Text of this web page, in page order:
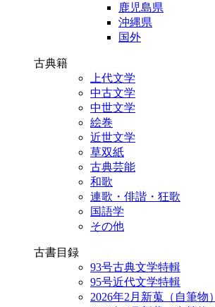
鹿児島県
沖縄県
国外
古典籍
上代文学
中古文学
中世文学
絵巻
近世文学
草双紙
古典芸能
和歌
連歌・俳諧・狂歌
国語学
その他
古書目録
93号古典文学特輯
95号近代文学特輯
2026年2月新蒐（自筆物）